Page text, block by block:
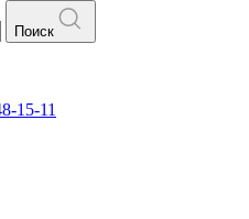
Поиск
15-11